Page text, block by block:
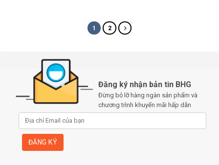
1 2
Đăng ký nhận bản tin BHG
Đừng bỏ lỡ hàng ngàn sản phẩm và
chương trình khuyến mãi hấp dẫn